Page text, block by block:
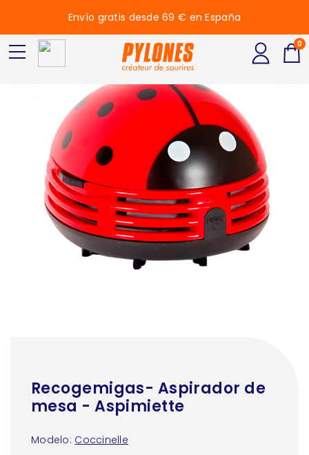
Recogemigas- Aspirador de
mesa - Aspimiette
Modelo: Coccinelle
Envío gratis desde 69 € en España
0